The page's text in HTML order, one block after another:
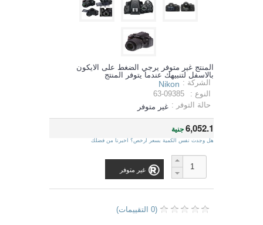
المنتج غير متوفر يرجي الضغط على الايكون
بالاسفل لتنبيهك عندما يتوفر المنتج
الشركة : Nikon
النوع :
63-09385
حالة التوفر : غير متوفر
6,052.1جنية
هل وجدت نفس الكمية بسعر ارخص؟ اخبرنا من فضلك
غير متوفر
(0 التقييمات)